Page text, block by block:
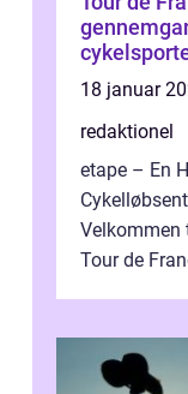
18 januar
redaktionel
etape – En
Velkommen
Tour de